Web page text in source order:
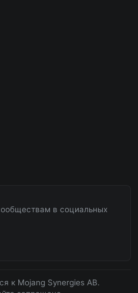
в социальных
к Mojang Synergies AB.